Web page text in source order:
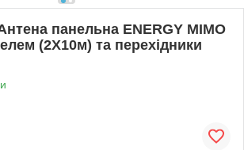
панельна ENERGY MIMO
(2Х10м) та перехiдники